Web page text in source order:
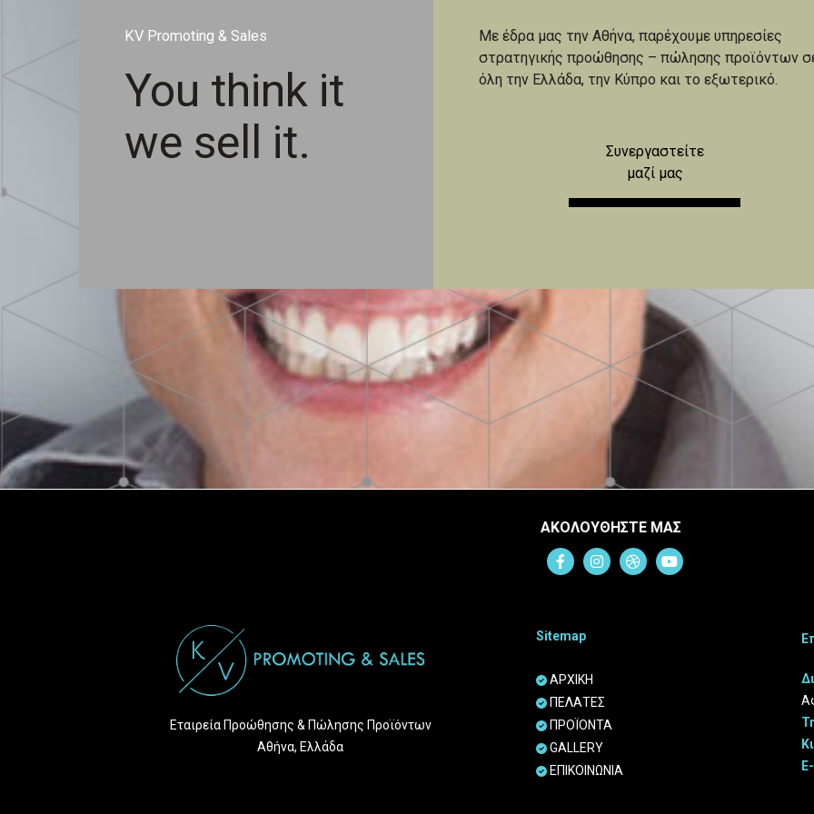
KV Promoting & Sales
You think it
we sell it.
Με έδρα μας την Αθήνα, παρέχουμε υπηρεσίες
στρατηγικής προώθησης – πώλησης προϊόντων
όλη την Ελλάδα, την Κύπρο και το εξωτερικό.
Συνεργαστείτε
μαζί μας
ΑΚΟΛΟΥΘΗΣΤΕ ΜΑΣ
Εταιρεία Προώθησης & Πώλησης Προϊόντων
Αθήνα, Ελλάδα
Sitemap
 ΑΡΧΙΚΗ
 ΠΕΛΑΤΕΣ
 ΠΡΟΪΟΝΤΑ
 GALLERY
 ΕΠΙΚΟΙΝΩΝΙΑ